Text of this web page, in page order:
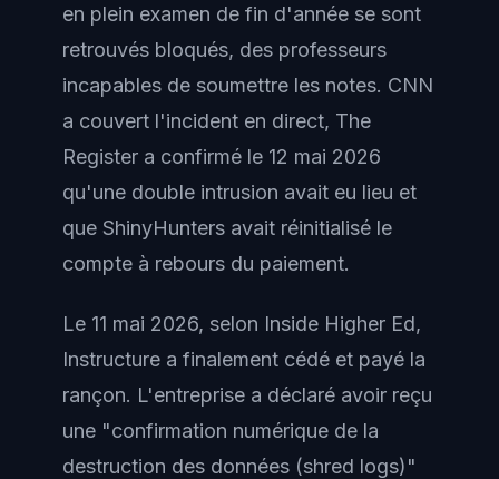
en plein examen de fin d'année se sont
retrouvés bloqués, des professeurs
incapables de soumettre les notes. CNN
a couvert l'incident en direct, The
Register a confirmé le 12 mai 2026
qu'une double intrusion avait eu lieu et
que ShinyHunters avait réinitialisé le
compte à rebours du paiement.
Le 11 mai 2026, selon Inside Higher Ed,
Instructure a finalement cédé et payé la
rançon. L'entreprise a déclaré avoir reçu
une "confirmation numérique de la
destruction des données (shred logs)"